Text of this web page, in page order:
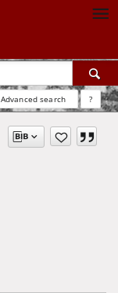
Advanced search ?